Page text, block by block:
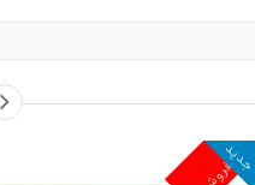
پرفروش
جدید